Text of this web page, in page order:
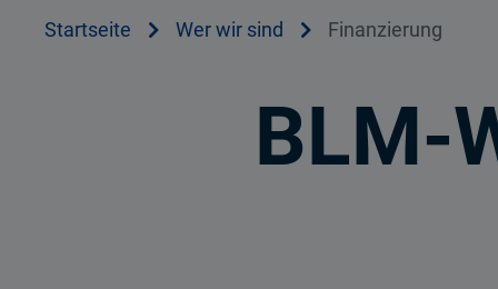
Startseite Wer wir sind Finanzierung
BLM-